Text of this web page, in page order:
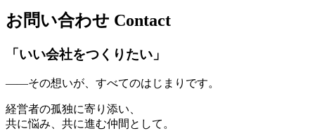
お問い合わせ Contact
「いい会社をつくりたい」
——その想いが、すべてのはじまりです。
経営者の孤独に寄り添い、
共に悩み、共に進む仲間として。